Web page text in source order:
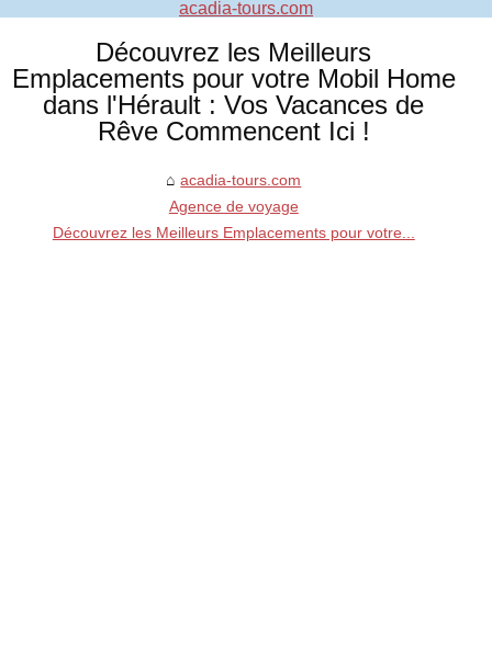
Découvrez les Meilleurs
Emplacements pour votre Mobil Home
dans l'Hérault : Vos Vacances de
Rêve Commencent Ici !
acadia-tours.com
Agence de voyage
Découvrez les Meilleurs Emplacements pour votre...
acadia-tours.com